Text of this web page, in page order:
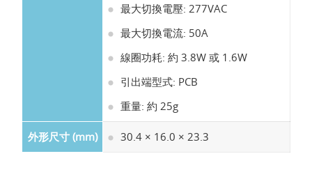
最大切換電壓: 277VAC
最大切換電流: 50A
線圈功耗: 約 3.8W 或 1.6W
引出端型式: PCB
重量: 約 25g
外形尺寸 (mm) 30.4 × 16.0 × 23.3